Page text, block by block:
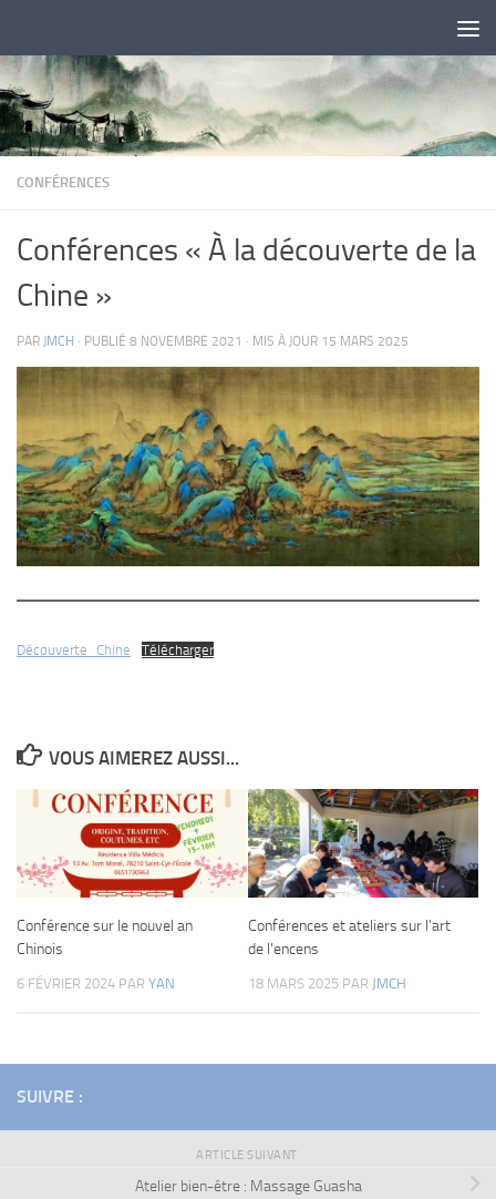
CONFÉRENCES
Conférences « À la découverte de la
Chine »
PAR JMCH · PUBLIÉ 8 NOVEMBRE 2021 · MIS À JOUR 15 MARS 2025
Découverte_Chine Télécharger
VOUS AIMEREZ AUSSI...
Conférence sur le nouvel an
Chinois
6 FÉVRIER 2024 PAR YAN
Conférences et ateliers sur l’art
de l’encens
18 MARS 2025 PAR JMCH
SUIVRE :
ARTICLE SUIVANT
Atelier bien-être : Massage Guasha